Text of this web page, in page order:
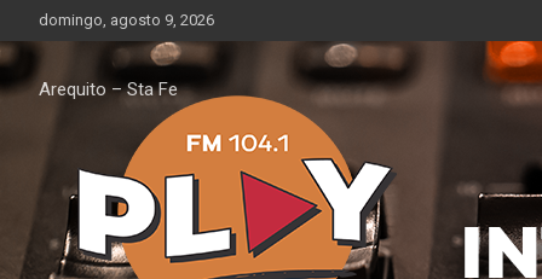
al
contenido
domingo, agosto 9, 2026
Arequito – Sta Fe